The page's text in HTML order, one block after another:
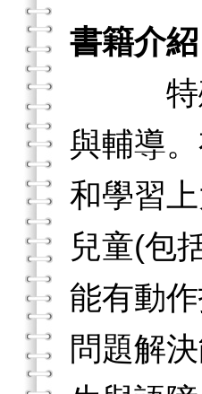
書籍介紹
特殊
與輔導
和學習
兒童(包
能有動
問題解